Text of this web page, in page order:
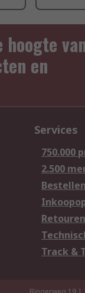
hoogte
en
Services
750.000
2.500
Bestellen
Retouren
Track &